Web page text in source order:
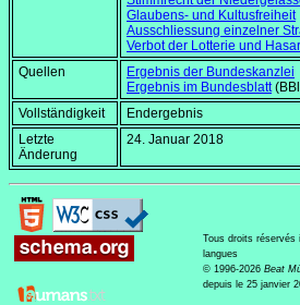
Glaubens- und Kultusfreiheit
Ausschliessung einzelner
Verbot der Lotterie und
Quellen
Ergebnis der Bundeskanzlei
Ergebnis im Bundesblatt(BBl
Vollständigkeit
Endergebnis
Letzte
Änderung
24. Januar 2018
Tous droits réservés
langues
© 1996-2026 Beat
depuis le 25 janvier